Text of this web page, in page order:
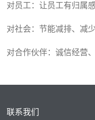
对员工：让员工有归属
对社会：节能减排、减
对合作伙伴：诚信经营
联系我们